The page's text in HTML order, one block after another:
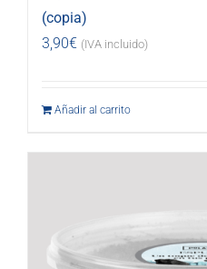
(copia)
3,90€ (IVA incluido)
Añadir al carrito